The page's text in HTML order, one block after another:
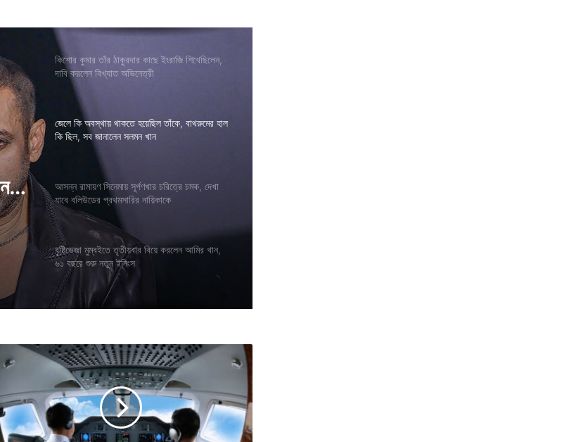
কিশোর কুমার তাঁর ঠাকুরদার কাছে ইংরাজি শিখেছিলেন,
দাবি করলেন বিখ্যাত অভিনেত্রী
জেলে কি অবস্থায় থাকতে হয়েছিল তাঁকে, বাথরুমের হাল
কি ছিল, সব জানালেন সলমন খান
আসন্ন রামায়ণ সিনেমায় সূর্পণখার চরিত্রে চমক, দেখা
যাবে বলিউডের প্রথমসারির নায়িকাকে
বৃষ্টিভেজা মুম্বইতে তৃতীয়বার বিয়ে করলেন আমির খান,
৬১ বছরে শুরু নতুন ইনিংস